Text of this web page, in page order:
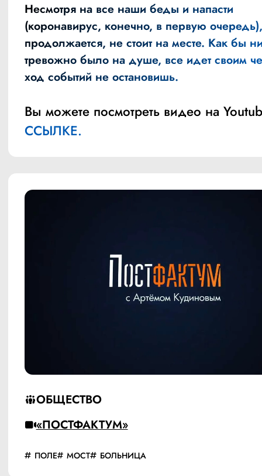
ОБЩЕСТВО
«ПОСТФАКТУМ»
ПОЛЕ МОСТ БОЛЬНИЦА
Несмотря на все наши беды и напасти
(коронавирус, конечно, в первую
продолжается, не стоит на месте. Как бы
тревожно было на душе, все идет своим
ход событий не остановишь.
Вы можете посмотреть видео на
ССЫЛКЕ.